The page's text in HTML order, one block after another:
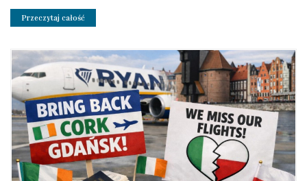
Przeczytaj całość